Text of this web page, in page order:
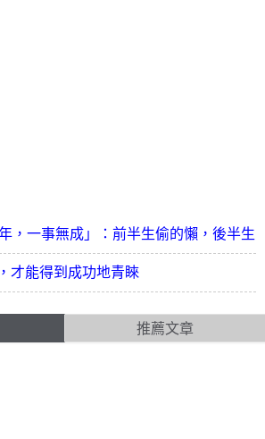
，一事無成」：前半生偷的懶，後半生
才能得到成功地青睞
推薦文章